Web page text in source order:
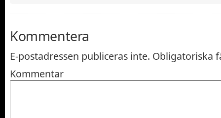
Kommentera
E-postadressen publiceras inte. Obligatoriska
Kommentar